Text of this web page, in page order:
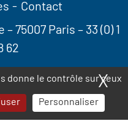
donne le contrôle sur ceux
Personnaliser
X
Contact
– 75007 Paris – 33 (0) 1
62